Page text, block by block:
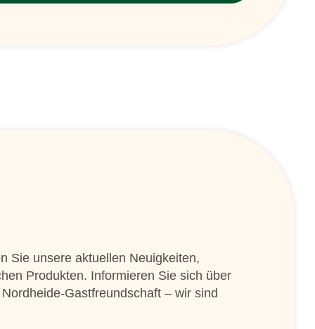
Sie unsere aktuellen Neuigkeiten,
Produkten. Informieren Sie sich über
Gastfreundschaft – wir sind